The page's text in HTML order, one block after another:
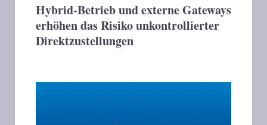
Hybrid-Betrieb und externe Gateways
erhöhen das Risiko unkontrollierter
Direktzustellungen